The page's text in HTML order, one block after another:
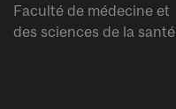
Faculté de médecine et
des sciences de la santé